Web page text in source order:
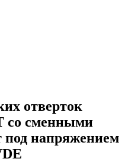
отверток
сменными
под напряжением